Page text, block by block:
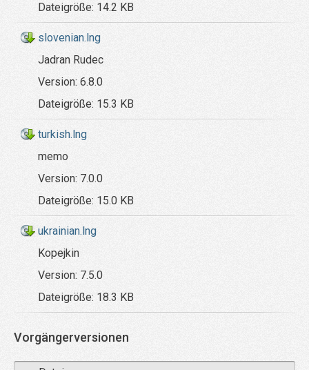
Dateigröße: 14.2 KB
slovenian.lng
Jadran Rudec
Version: 6.8.0
Dateigröße: 15.3 KB
turkish.lng
memo
Version: 7.0.0
Dateigröße: 15.0 KB
ukrainian.lng
Kopejkin
Version: 7.5.0
Dateigröße: 18.3 KB
Vorgängerversionen